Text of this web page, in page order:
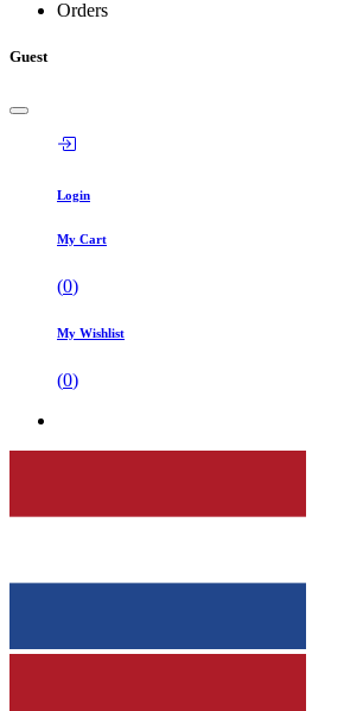
Orders
Guest
Login
My Cart
(0)
My Wishlist
(0)